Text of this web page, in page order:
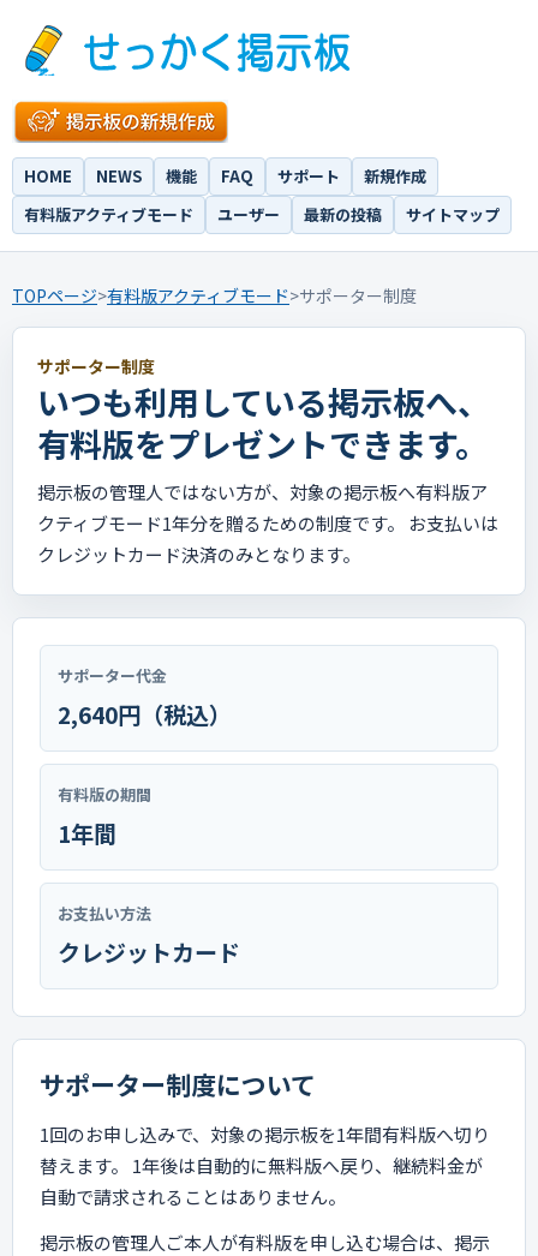
HOME NEWS 機能 FAQ サポート
新規作成
有料版アクティブモード
ユーザー 最新の投稿 サイトマップ
TOPページ>有料版アクティブモード>サポーター制度
サポーター制度
いつも利用している掲示板へ、
有料版をプレゼントできます。
掲示板の管理人ではない方が、対象の掲示板へ有料版ア
クティブモード1年分を贈るための制度です。 お支払いは
クレジットカード決済のみとなります。
サポーター代金
2,640円（税込）
有料版の期間
1年間
お支払い方法
クレジットカード
サポーター制度について
1回のお申し込みで、対象の掲示板を1年間有料版へ切り
替えます。 1年後は自動的に無料版へ戻り、継続料金が
自動で請求されることはありません。
掲示板の管理人ご本人が有料版を申し込む場合は、掲示